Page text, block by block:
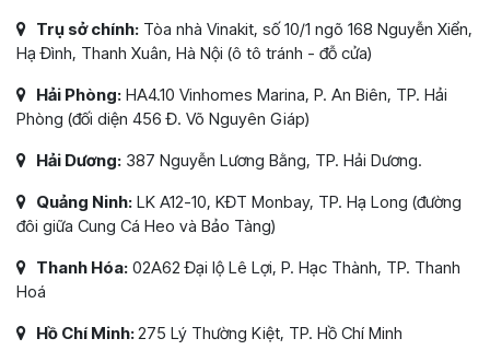
Trụ sở chính: Tòa nhà Vinakit, số 10/1 ngõ 168 Nguyễn Xiển,
Hạ Đình, Thanh Xuân, Hà Nội (ô tô tránh - đỗ cửa)
Hải Phòng: HA4.10 Vinhomes Marina, P. An Biên, TP. Hải
Phòng (đối diện 456 Đ. Võ Nguyên Giáp)
Hải Dương: 387 Nguyễn Lương Bằng, TP. Hải Dương.
Quảng Ninh: LK A12-10, KĐT Monbay, TP. Hạ Long (đường
đôi giữa Cung Cá Heo và Bảo Tàng)
Thanh Hóa: 02A62 Đại lộ Lê Lợi, P. Hạc Thành, TP. Thanh
Hoá
Hồ Chí Minh:275 Lý Thường Kiệt, TP. Hồ Chí Minh